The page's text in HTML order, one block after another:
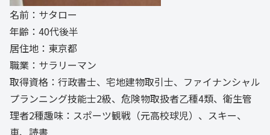
名前：サタロー
年齢：40代後半
居住地：東京都
職業：サラリーマン
取得資格：行政書士、宅地建物取引士、ファイナンシャル
プランニング技能士2級、危険物取扱者乙種4類、衛生管
理者2種趣味：スポーツ観戦（元高校球児）、スキー、